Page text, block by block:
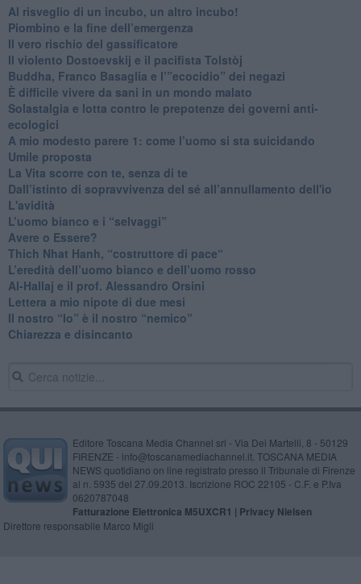
Al risveglio di un incubo, un altro incubo!
​Piombino e la fine dell’emergenza
​Il vero rischio del gassificatore
​Il violento Dostoevskij e il pacifista Tolstòj
​Buddha, Franco Basaglia e l’”ecocidio” dei negazi
​È difficile vivere da sani in un mondo malato
Solastalgia e lotta contro le prepotenze dei governi anti-
ecologici
​A mio modesto parere 1: come l’uomo si sta suicidando
​Umile proposta
​La Vita scorre con te, senza di te
​Dall’istinto di sopravvivenza del sé all’annullamento dell'io
L'avidità
​L’uomo bianco e i “selvaggi”
​Avere o Essere?
​Thich Nhat Hanh, “costruttore di pace“
​L’eredità dell’uomo bianco e dell’uomo rosso
Al-Hallaj e il prof. Alessandro Orsini
​Lettera a mio nipote di due mesi
​Il nostro “Io” è il nostro “nemico”
​Chiarezza e disincanto
Editore Toscana Media Channel srl - Via Dei Martelli, 8 - 50129
FIRENZE - info@toscanamediachannel.it. TOSCANA MEDIA
NEWS quotidiano on line registrato presso il Tribunale di Firenze
al n. 5935 del 27.09.2013. Iscrizione ROC 22105 - C.F. e P.Iva
0620787048
Fatturazione Elettronica M5UXCR1 | Privacy Nielsen
Direttore responsabile Marco Migli